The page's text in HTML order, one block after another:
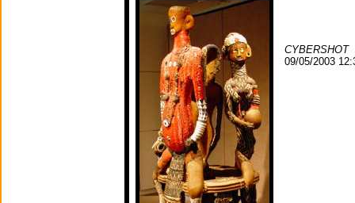
CYBERSHOT
09/05/2003